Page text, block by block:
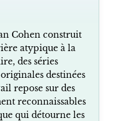
Cohen construit
atypique à la
des séries
destinées
repose sur des
reconnaissables
qui détourne les